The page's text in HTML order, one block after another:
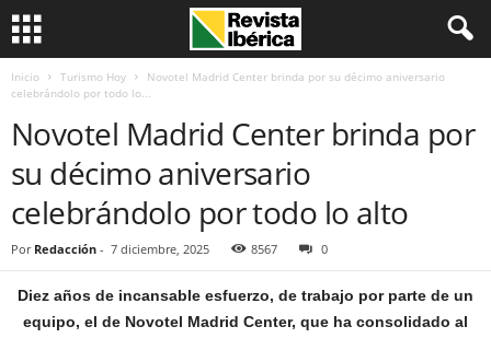
Inicio Turismo Hoy
Novotel Madrid Center brinda por su décimo aniversario
celebrándolo por todo lo...
Novotel Madrid Center brinda por
su décimo aniversario
celebrándolo por todo lo alto
Por Redacción - 7 diciembre, 2025 8567 0
Diez años de incansable esfuerzo, de trabajo por parte de un
equipo, el de Novotel Madrid Center, que ha consolidado al